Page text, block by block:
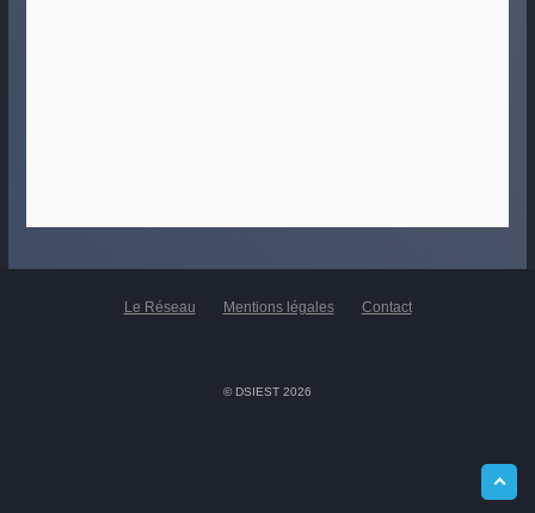
Le Réseau Mentions légales Contact
© DSIEST 2026